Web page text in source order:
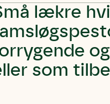
lækre
som